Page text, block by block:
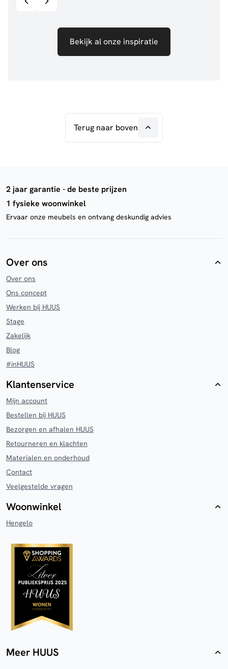
Bekijk al onze inspiratie
Terug naar boven
2 jaar garantie - de beste prijzen
1 fysieke woonwinkel
Ervaar onze meubels en ontvang deskundig advies
Over ons
Over ons
Ons concept
Werken bij HUUS
Stage
Zakelijk
Blog
#inHUUS
Klantenservice
Mijn account
Bestellen bij HUUS
Bezorgen en afhalen HUUS
Retourneren en klachten
Materialen en onderhoud
Contact
Veelgestelde vragen
Woonwinkel
Hengelo
Meer HUUS